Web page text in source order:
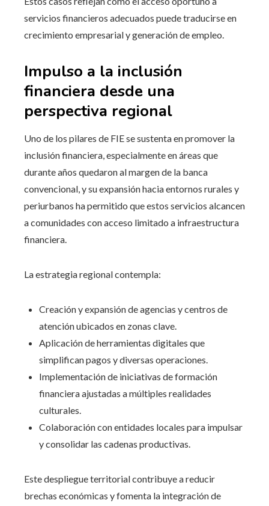
servicios financieros adecuados puede traducirse en
crecimiento empresarial y generación de empleo.
Impulso a la inclusión
financiera desde una
perspectiva regional
Uno de los pilares de FIE se sustenta en promover la
inclusión financiera, especialmente en áreas que
durante años quedaron al margen de la banca
convencional, y su expansión hacia entornos rurales y
periurbanos ha permitido que estos servicios alcancen
a comunidades con acceso limitado a infraestructura
financiera.
La estrategia regional contempla:
Creación y expansión de agencias y centros de
atención ubicados en zonas clave.
Aplicación de herramientas digitales que
simplifican pagos y diversas operaciones.
Implementación de iniciativas de formación
financiera ajustadas a múltiples realidades
culturales.
Colaboración con entidades locales para impulsar
y consolidar las cadenas productivas.
Este despliegue territorial contribuye a reducir
brechas económicas y fomenta la integración de